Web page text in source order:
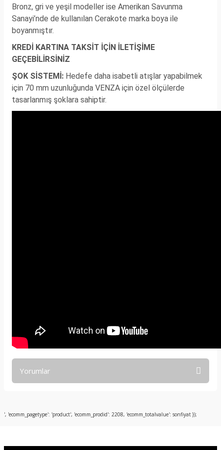
Bronz, gri ve yeşil modeller ise Amerikan Savunma
Sanayi’nde de kullanılan Cerakote marka boya ile
boyanmıştır.
KREDİ KARTINA TAKSİT İÇİN İLETİŞİME
GEÇEBİLİRSİNİZ
ŞOK SİSTEMİ: Hedefe daha isabetli atışlar yapabilmek
için 70 mm uzunluğunda VENZA için özel ölçülerde
tasarlanmış şoklara sahiptir.
Yorumlar
Bu ürüne ilk yorumu siz yapın!
', 'ecomm_pagetype': 'product', 'ecomm_prodid': 2208, 'ecomm_totalvalue': sonfiyat });